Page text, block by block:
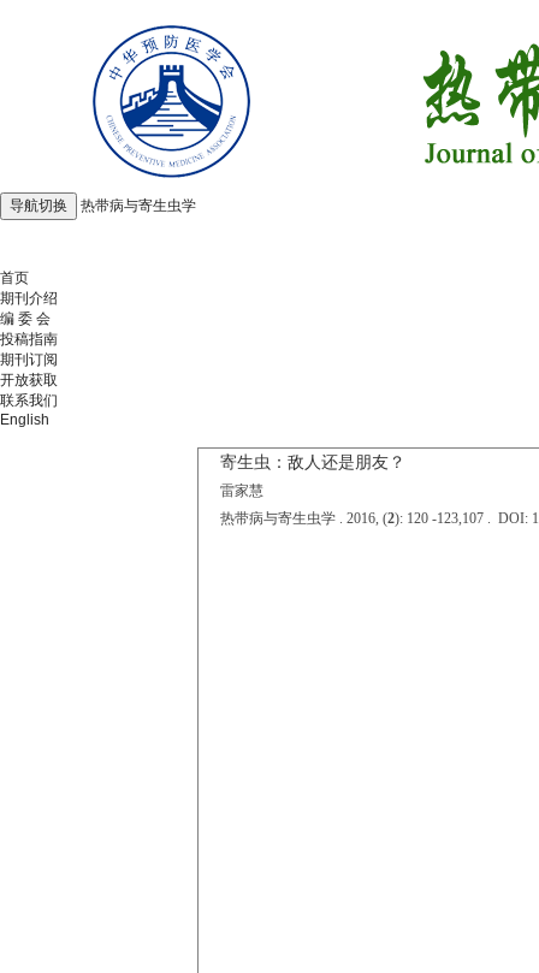
导航切换 热带病与寄生虫学
首页
期刊介绍
编 委 会
投稿指南
期刊订阅
开放获取
联系我们
English
寄生虫：敌人还是朋友？
雷家慧
热带病与寄生虫学 . 2016, (2): 120 -123,107 . DOI: